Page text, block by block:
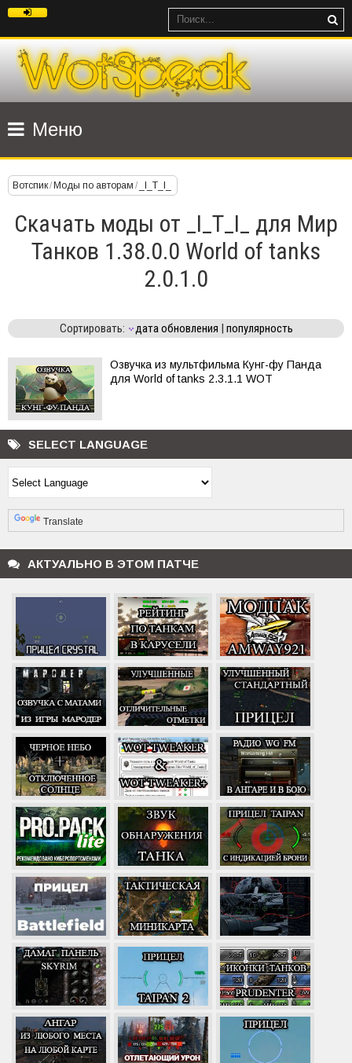
Меню
Вотспик/ Моды по авторам / _I_T_I_
Скачать моды от _I_T_I_ для Мир
Танков 1.38.0.0 World of tanks
2.0.1.0
Сортировать: дата обновления | популярность
Озвучка из мультфильма Кунг-фу Панда
для World of tanks 2.3.1.1 WOT
SELECT LANGUAGE
Translate
АКТУАЛЬНО В ЭТОМ ПАТЧЕ